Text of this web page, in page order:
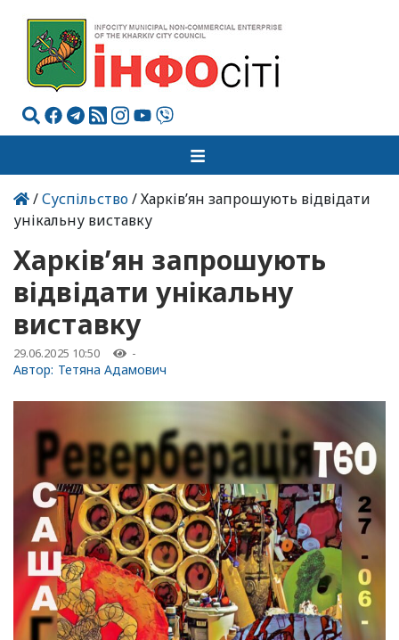
/Суспільство/ Харків’ян запрошують відвідати
унікальну виставку
Харків’ян запрошують
відвідати унікальну
виставку
29.06.2025 10:50 -
Автор: Тетяна Адамович